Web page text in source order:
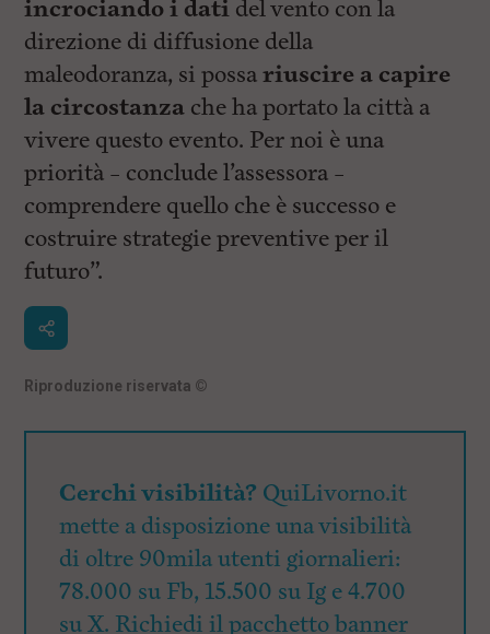
incrociando i dati del vento con la
direzione di diffusione della
maleodoranza, si possariuscire a capire
la circostanza che ha portato la città a
vivere questo evento. Per noi è una
priorità – conclude l’assessora –
comprendere quello che è successo e
costruire strategie preventive per il
futuro”.
Riproduzione riservata ©
Cerchi visibilità? QuiLivorno.it
mette a disposizione una visibilità
di oltre 90mila utenti giornalieri:
78.000 su Fb, 15.500 su Ig e 4.700
su X. Richiedi il pacchetto banner